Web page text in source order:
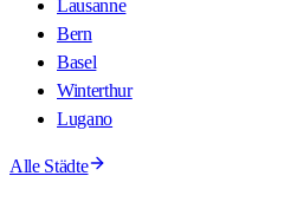
Lausanne
Bern
Basel
Winterthur
Lugano
Alle Städte